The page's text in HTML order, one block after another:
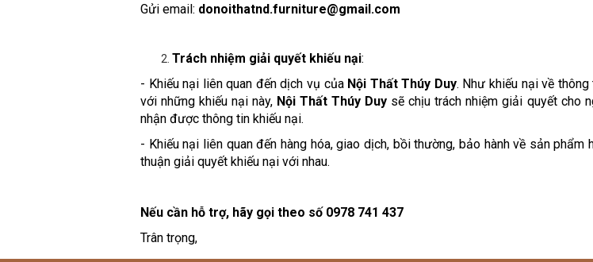
Gửi email: donoithatnd.furniture@gmail.com
Trách nhiệm giải quyết khiếu nại:
- Khiếu nại liên quan đến dịch vụ của Nội Thất Thúy Duy. Như khiếu nại về
với những khiếu nại này, Nội Thất Thúy Duy sẽ chịu trách nhiệm giải quyết cho
nhận được thông tin khiếu nại.
- Khiếu nại liên quan đến hàng hóa, giao dịch, bồi thường, bảo hành về sản
thuận giải quyết khiếu nại với nhau.
Nếu cần hỗ trợ, hãy gọi theo số 0978 741 437
Trân trọng,